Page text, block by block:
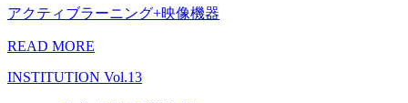
アクティブラーニング+映像機器
READ MORE
INSTITUTION Vol.13